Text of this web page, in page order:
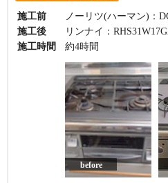
施工前
ノーリツ(ハーマン)：
施工後
リンナイ：
施工時間
約4時間
before